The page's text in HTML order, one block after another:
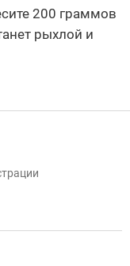
200 граммов
рыхлой и